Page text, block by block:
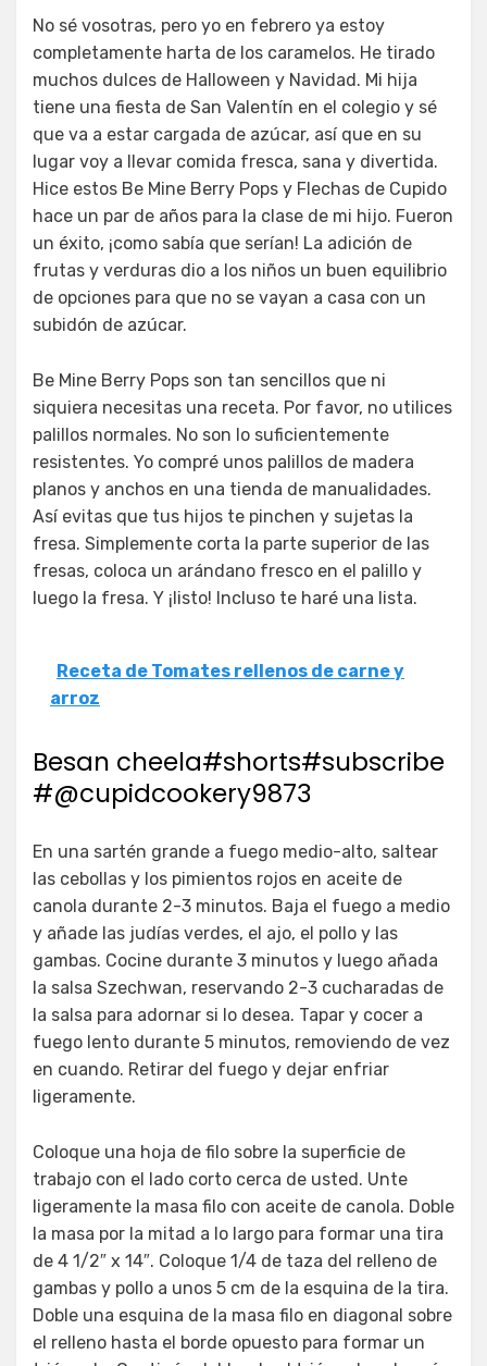
No sé vosotras, pero yo en febrero ya estoy
completamente harta de los caramelos. He tirado
muchos dulces de Halloween y Navidad. Mi hija
tiene una fiesta de San Valentín en el colegio y sé
que va a estar cargada de azúcar, así que en su
lugar voy a llevar comida fresca, sana y divertida.
Hice estos Be Mine Berry Pops y Flechas de Cupido
hace un par de años para la clase de mi hijo. Fueron
un éxito, ¡como sabía que serían! La adición de
frutas y verduras dio a los niños un buen equilibrio
de opciones para que no se vayan a casa con un
subidón de azúcar.
Be Mine Berry Pops son tan sencillos que ni
siquiera necesitas una receta. Por favor, no utilices
palillos normales. No son lo suficientemente
resistentes. Yo compré unos palillos de madera
planos y anchos en una tienda de manualidades.
Así evitas que tus hijos te pinchen y sujetas la
fresa. Simplemente corta la parte superior de las
fresas, coloca un arándano fresco en el palillo y
luego la fresa. Y ¡listo! Incluso te haré una lista.
Receta de Tomates rellenos de carne y
arroz
Besan cheela#shorts#subscribe
#@cupidcookery9873
En una sartén grande a fuego medio-alto, saltear
las cebollas y los pimientos rojos en aceite de
canola durante 2-3 minutos. Baja el fuego a medio
y añade las judías verdes, el ajo, el pollo y las
gambas. Cocine durante 3 minutos y luego añada
la salsa Szechwan, reservando 2-3 cucharadas de
la salsa para adornar si lo desea. Tapar y cocer a
fuego lento durante 5 minutos, removiendo de vez
en cuando. Retirar del fuego y dejar enfriar
ligeramente.
Coloque una hoja de filo sobre la superficie de
trabajo con el lado corto cerca de usted. Unte
ligeramente la masa filo con aceite de canola. Doble
la masa por la mitad a lo largo para formar una tira
de 4 1/2″ x 14″. Coloque 1/4 de taza del relleno de
gambas y pollo a unos 5 cm de la esquina de la tira.
Doble una esquina de la masa filo en diagonal sobre
el relleno hasta el borde opuesto para formar un